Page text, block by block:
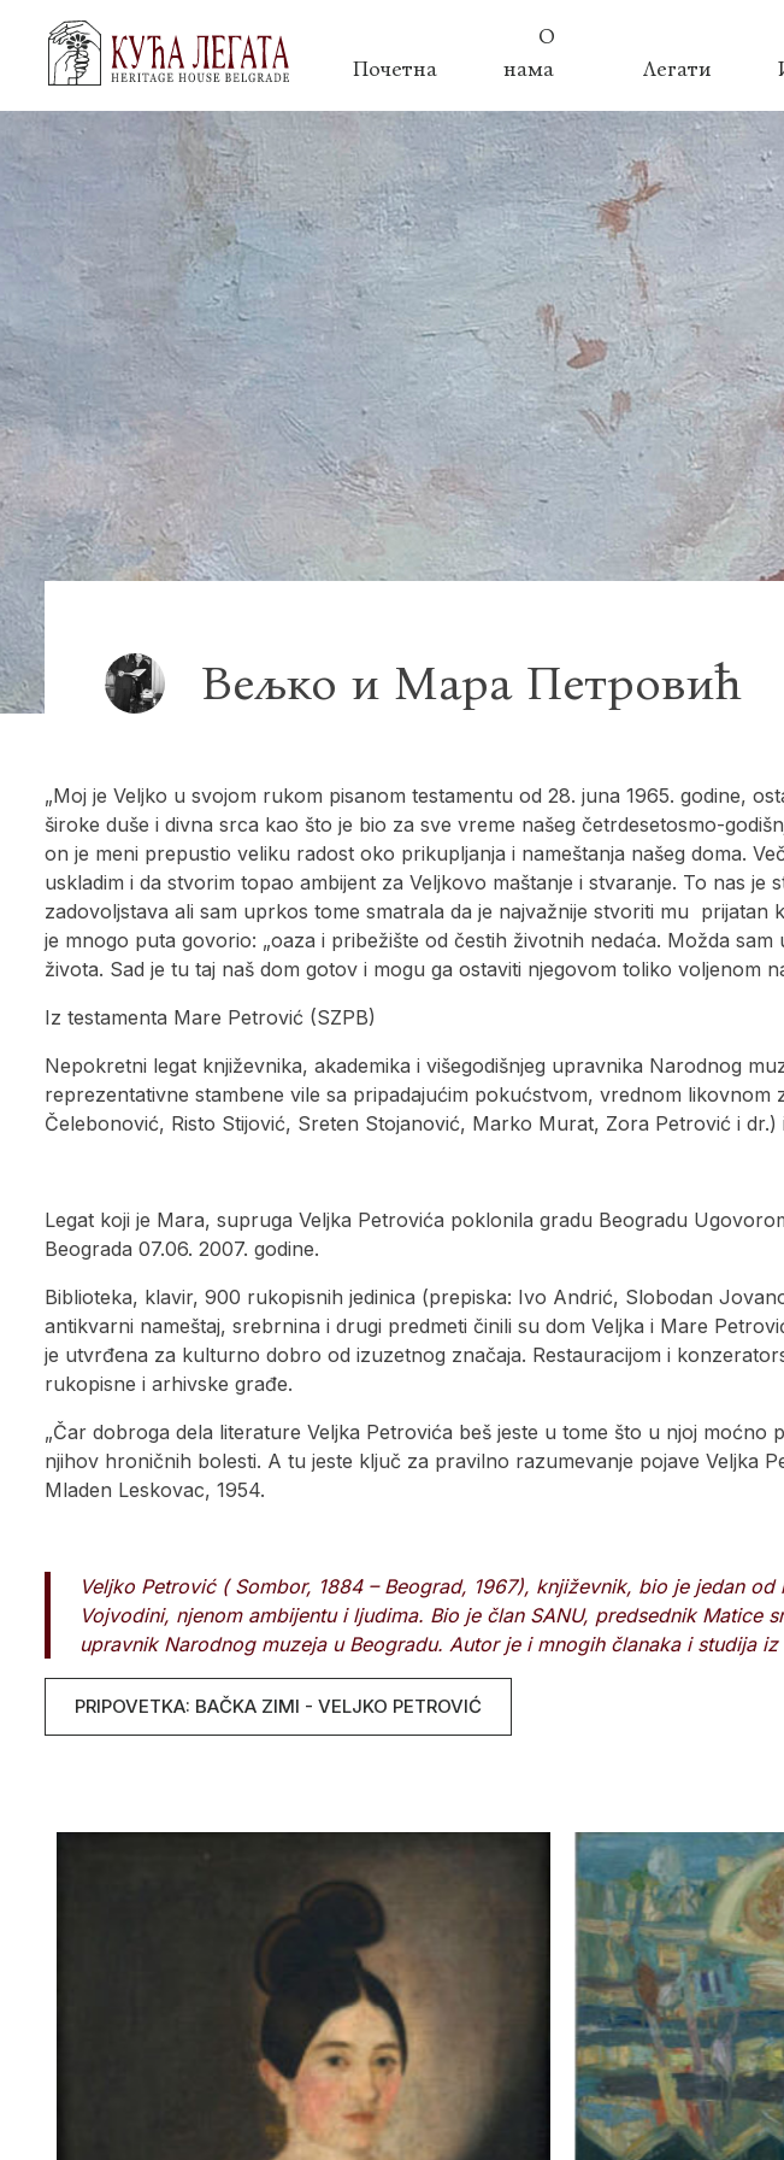
Почетна
О
нама
Легати
Вељко и Мара Петровић
„Moj je Veljko u svojom rukom pisanom testamentu od 28. juna 1965. godine,
široke duše i divna srca kao što je bio za sve vreme našeg četrdesetosmo-
on je meni prepustio veliku radost oko prikupljanja i nameštanja našeg doma.
uskladim i da stvorim topao ambijent za Veljkovo maštanje i stvaranje. To nas je
zadovoljstava ali sam uprkos tome smatrala da je najvažnije stvoriti mu prijatan
je mnogo puta govorio: „oaza i pribežište od čestih životnih nedaća. Možda
života. Sad je tu taj naš dom gotov i mogu ga ostaviti njegovom toliko voljenom
Iz testamenta Mare Petrović (SZPB)
Nepokretni legat književnika, akademika i višegodišnjeg upravnika Narodnog
reprezentativne stambene vile sa pripadajućim pokućstvom, vrednom likovnom
Čelebonović, Risto Stijović, Sreten Stojanović, Marko Murat, Zora Petrović i
Legat koji je Mara, supruga Veljka Petrovića poklonila gradu Beogradu
Beograda 07.06. 2007. godine.
Biblioteka, klavir, 900 rukopisnih jedinica (prepiska: Ivo Andrić, Slobodan
antikvarni nameštaj, srebrnina i drugi predmeti činili su dom Veljka i Mare
je utvrđena za kulturno dobro od izuzetnog značaja. Restauracijom i
rukopisne i arhivske građe.
„Čar dobroga dela literature Veljka Petrovića beš jeste u tome što u njoj
njihov hroničnih bolesti. A tu jeste ključ za pravilno razumevanje pojave Veljka
Mladen Leskovac, 1954.
Veljko Petrović ( Sombor, 1884 – Beograd, 1967), književnik, bio je jedan
Vojvodini, njenom ambijentu i ljudima. Bio je član SANU, predsednik
upravnik Narodnog muzeja u Beogradu. Autor je i mnogih članaka i studija
PRIPOVETKA: BAČKA ZIMI - VELJKO PETROVIĆ